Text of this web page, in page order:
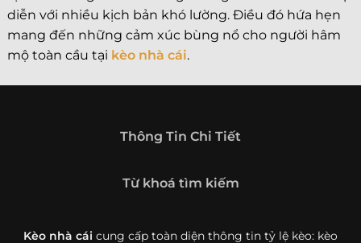
diễn với nhiều kịch bản khó lường. Điều đó hứa hẹn
mang đến những cảm xúc bùng nổ cho người hâm
mộ toàn cầu tại kèo nhà cái.
Thông Tin Chi Tiết
Từ khoá tìm kiếm
Kèo nhà cái cung cấp toàn diện thông tin tỷ lệ kèo: kèo